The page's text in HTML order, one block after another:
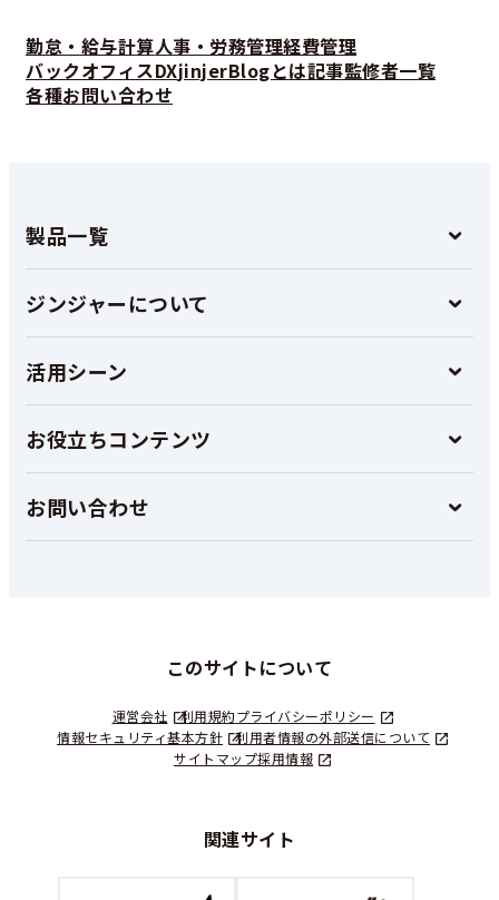
勤怠・給与計算人事・労務管理経費管理
バックオフィスDXjinjerBlogとは記事監修者一覧
各種お問い合わせ
製品一覧
ジンジャーについて
活用シーン
お役立ちコンテンツ
お問い合わせ
このサイトについて
運営会社 利用規約プライバシーポリシー
情報セキュリティ基本方針
利用者情報の外部送信について
サイトマップ採用情報
関連サイト